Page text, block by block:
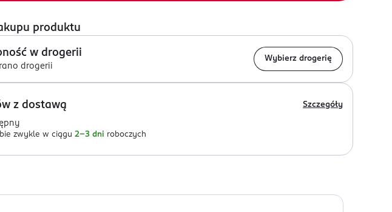
produktu
w drogerii
drogerii
Wybierz drogerię
z dostawą Szczegóły
zwykle w ciągu 2-3 dni roboczych